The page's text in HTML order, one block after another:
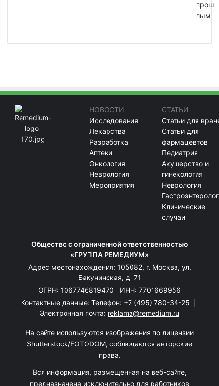
прош
лым
НОВОСТИ
Исследования
Лекарства
Разработка
Аптеки
Онкология
Неврология
Мероприятия
СТАТЬИ
Статьи для
Статьи для
фармацевтов
Педиатрия
Акушерство и
гинекология
Неврология
Клинические
случаи
Общество с ограниченной ответственностью
«ГРУППА РЕМЕДИУМ»
Адрес местонахождения: 105082, г. Москва, ул.
Бакунинская, д. 71
ОГРН: 1067746819470 ИНН: 7701669956
Контактные данные: Телефон: +7 (495) 780-34-25
Электронная почта: reklama@remedium.ru
На сайте используются изображения по лицензии
Shutterstock/FOTODOM, соблюдаются авторские
права.
Вся информация, размещенная на веб-сайте,
предназначена исключительно для работников